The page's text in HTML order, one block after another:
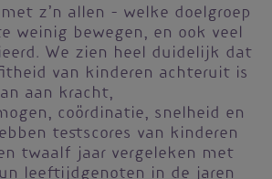
z’n allen – welke doelgroep
weinig bewegen, en ook veel
We zien heel duidelijk dat
van kinderen achteruit is
aan kracht,
coördinatie, snelheid en
testscores van kinderen
twaalf jaar vergeleken met
leeftijdgenoten in de jaren